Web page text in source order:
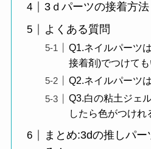
3ｄパーツの接着方法
よくある質問
Q1.ネイルパーツ
接着剤)でつけても
Q2.ネイルパーツ
Q3.白の粘土ジェ
したら色がつけれ
まとめ:3dの推しパ